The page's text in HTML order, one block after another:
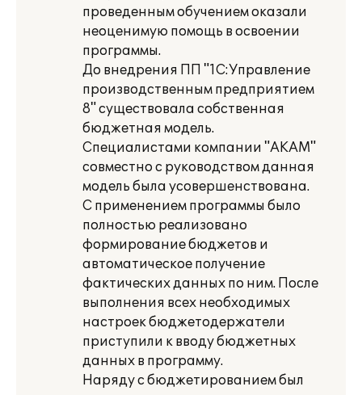
проведенным обучением оказали
неоценимую помощь в освоении
программы.
До внедрения ПП "1С:Управление
производственным предприятием
8" существовала собственная
бюджетная модель.
Специалистами компании "АКАМ"
совместно с руководством данная
модель была усовершенствована.
С применением программы было
полностью реализовано
формирование бюджетов и
автоматическое получение
фактических данных по ним. После
выполнения всех необходимых
настроек бюджетодержатели
приступили к вводу бюджетных
данных в программу.
Наряду с бюджетированием был